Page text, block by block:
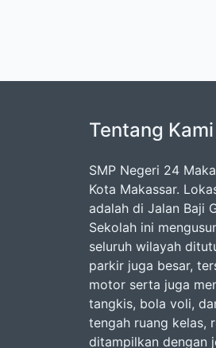
Tentang Kami
SMP Negeri 24
Kota Makassar.
adalah di Jalan Baji
Sekolah ini
seluruh wilayah
parkir juga besar,
motor serta juga
tangkis, bola voli,
tengah ruang kelas,
ditampilkan dengan